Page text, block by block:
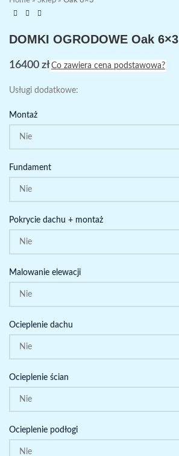
DOMKI OGRODOWE Oak 6×3
16400 złCo zawiera cena podstawowa?
Usługi dodatkowe:
Montaż
Fundament
Pokrycie dachu + montaż
Malowanie elewacji
Ocieplenie dachu
Ocieplenie ścian
Ocieplenie podłogi